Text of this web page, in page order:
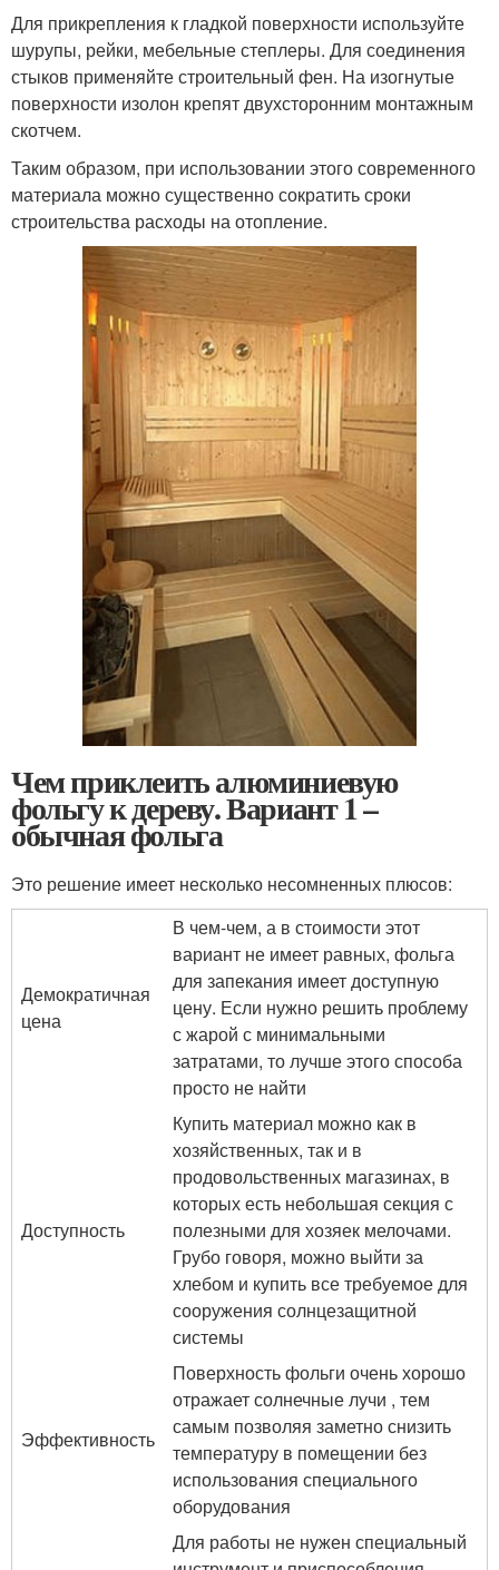
Для прикрепления к гладкой поверхности используйте
шурупы, рейки, мебельные степлеры. Для соединения
стыков применяйте строительный фен. На изогнутые
поверхности изолон крепят двухсторонним монтажным
скотчем.
Таким образом, при использовании этого современного
материала можно существенно сократить сроки
строительства расходы на отопление.
Чем приклеить алюминиевую
фольгу к дереву. Вариант 1 –
обычная фольга
Это решение имеет несколько несомненных плюсов:
Демократичная
цена
В чем-чем, а в стоимости этот
вариант не имеет равных, фольга
для запекания имеет доступную
цену. Если нужно решить проблему
с жарой с минимальными
затратами, то лучше этого способа
просто не найти
Доступность
Купить материал можно как в
хозяйственных, так и в
продовольственных магазинах, в
которых есть небольшая секция с
полезными для хозяек мелочами.
Грубо говоря, можно выйти за
хлебом и купить все требуемое для
сооружения солнцезащитной
системы
Эффективность
Поверхность фольги очень хорошо
отражает солнечные лучи , тем
самым позволяя заметно снизить
температуру в помещении без
использования специального
оборудования
Для работы не нужен специальный